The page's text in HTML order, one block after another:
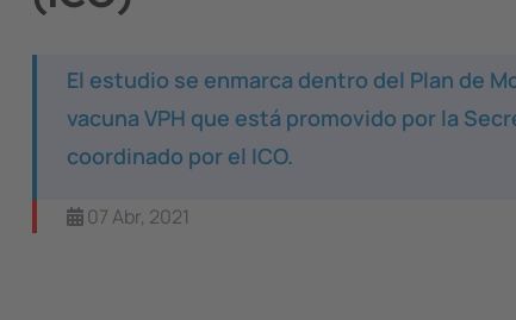
El estudio se enmarca dentro del Plan de
vacuna VPH que está promovido por la
coordinado por el ICO.
07 Abr, 2021